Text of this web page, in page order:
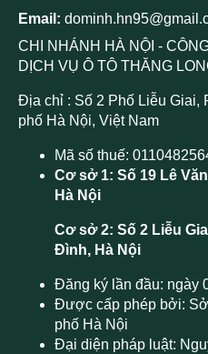
Email:
CHI NHÁNH HÀ NỘI -
DỊCH VỤ Ô TÔ THĂNG
Địa chỉ : Số 2 Phố Liễu Giai,
phố Hà Nội, Việt Nam
Mã số thuế:
Cơ sở 1: Số 19 Lê
Hà Nội
Cơ sở 2: Số 2 Liễu
Đình, Hà Nội
Đăng ký lần đầu: ngày
Được cấp phép bởi:
phố Hà Nội
Đại diện pháp luật: